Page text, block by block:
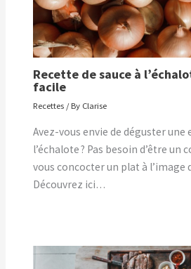
Recette de sauce à
facile
Recettes / By Clarise
Avez-vous envie de déguster une
l’échalote ? Pas besoin d’être un
vous concocter un plat à l’image
Découvrez ici…